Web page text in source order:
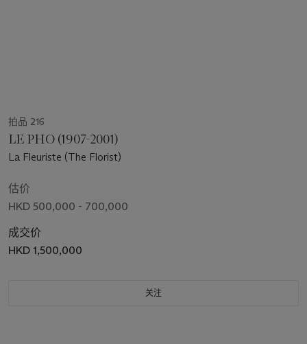
拍品 216
LE PHO (1907-2001)
La Fleuriste (The Florist)
估价
HKD 500,000 - 700,000
成交价
HKD 1,500,000
关注